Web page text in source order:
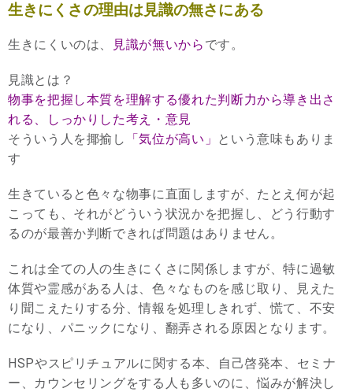
生きにくさの理由は見識の無さにある
生きにくいのは、 見識が無いから です。
見識とは？
物事を把握し本質を理解する優れた判断力から導き出さ
れる、しっかりした考え・意見
そういう人を揶揄し
「気位が高い」 という意味もありま
す
生きていると色々な物事に直面しますが、たとえ何が起
こっても、それがどういう状況かを把握し、どう行動す
るのが最善か判断できれば問題はありません。
これは全ての人の生きにくさに関係しますが、特に過敏
体質や霊感がある人は、色々なものを感じ取り、見えた
り聞こえたりする分、情報を処理しきれず、慌て、不安
になり、パニックになり、翻弄される原因となります。
HSPやスピリチュアルに関する本、自己啓発本、セミナ
ー、カウンセリングをする人も多いのに、悩みが解決し